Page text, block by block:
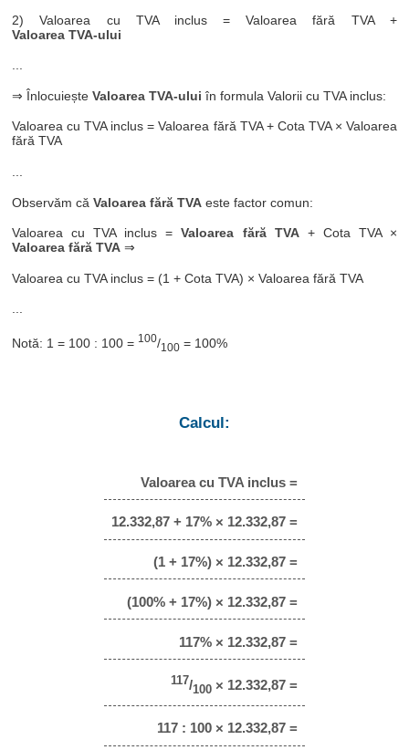
2) Valoarea cu TVA inclus = Valoarea fără TVA +
Valoarea TVA-ului
...
⇒ ÎnlocuieșteValoarea TVA-ului în formula Valorii cu TVA inclus:
Valoarea cu TVA inclus = Valoarea fără TVA + Cota TVA × Valoarea
fără TVA
Observăm căValoarea fără TVA este factor comun:
Valoarea cu TVA inclus =Valoarea fără TVA+ Cota TVA ×
Valoarea fără TVA ⇒
Valoarea cu TVA inclus = (1 + Cota TVA) × Valoarea fără TVA
Notă: 1 = 100 : 100 = 100/100 = 100%
Calcul:
Valoarea cu TVA inclus =
12.332,87 + 17% × 12.332,87 =
(1 + 17%) × 12.332,87 =
(100% + 17%) × 12.332,87 =
117% × 12.332,87 =
117/100 × 12.332,87 =
117 : 100 × 12.332,87 =